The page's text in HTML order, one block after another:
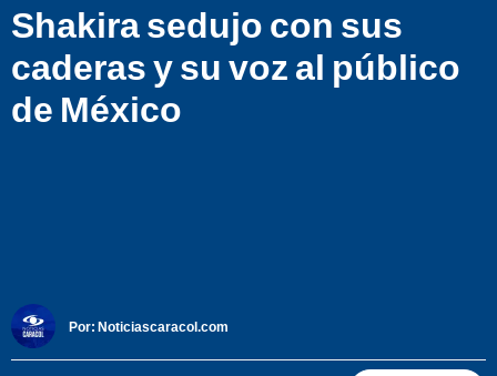
Shakira sedujo con sus
caderas y su voz al público
de México
Por: Noticiascaracol.com